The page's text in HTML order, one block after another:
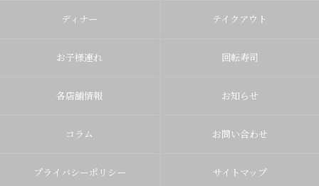
ディナー テイクアウト
お子様連れ 回転寿司
各店舗情報 お知らせ
コラム お問い合わせ
プライバシーポリシー サイトマップ